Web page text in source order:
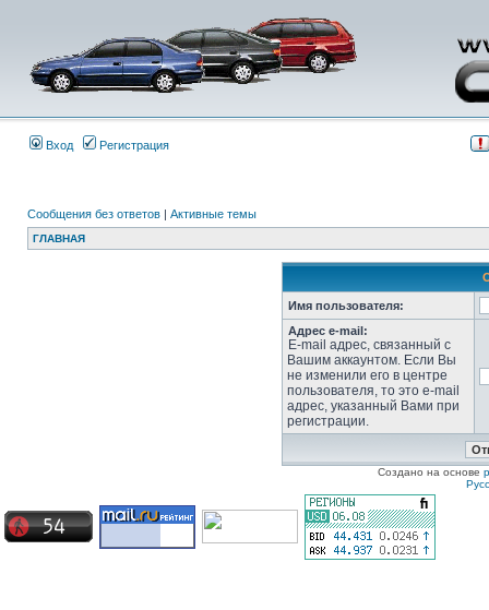
Вход Регистрация
Сообщения без ответов | Активные темы
ГЛАВНАЯ
Имя пользователя:
Адрес e-mail:
E-mail адрес, связанный с
Вашим аккаунтом. Если Вы
не изменили его в центре
пользователя, то это e-mail
адрес, указанный Вами при
регистрации.
Создано на основе